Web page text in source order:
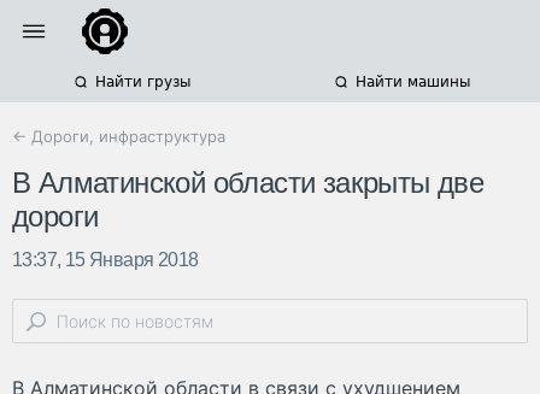
Найти грузы Найти машины
← Дороги, инфраструктура
В Алматинской области закрыты две
дороги
13:37, 15 Января 2018
В Алматинской области в связи с ухудшением